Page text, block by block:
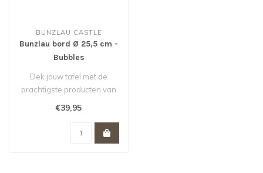
BUNZLAU CASTLE
Bunzlau bord Ø 25,5 cm -
Bubbles
Dek jouw tafel met de
prachtigste producten van
Bunzlau Castle. Zeg nou
€39,95